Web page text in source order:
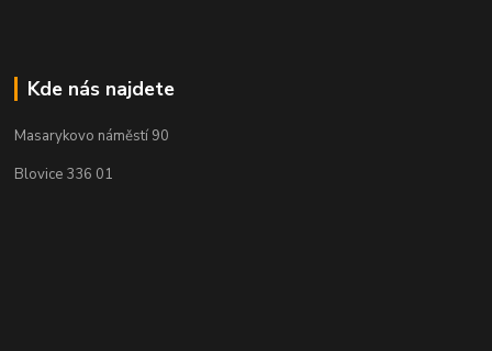
Kde nás najdete
Masarykovo náměstí 90
Blovice 336 01